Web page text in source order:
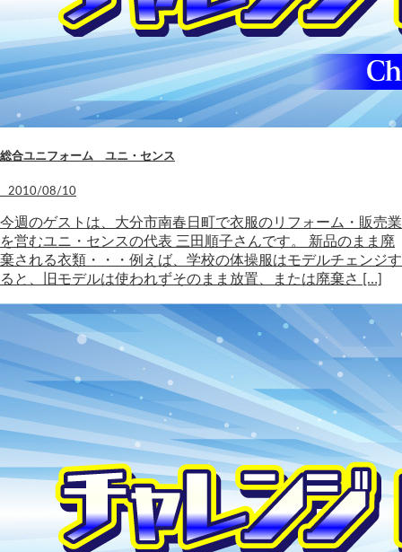
総合ユニフォーム ユニ・センス
2010/08/10
今週のゲストは、大分市南春日町で衣服のリフォーム・販売業
を営むユニ・センスの代表 三田順子さんです。 新品のまま廃
棄される衣類・・・例えば、学校の体操服はモデルチェンジす
ると、旧モデルは使われずそのまま放置、または廃棄さ […]